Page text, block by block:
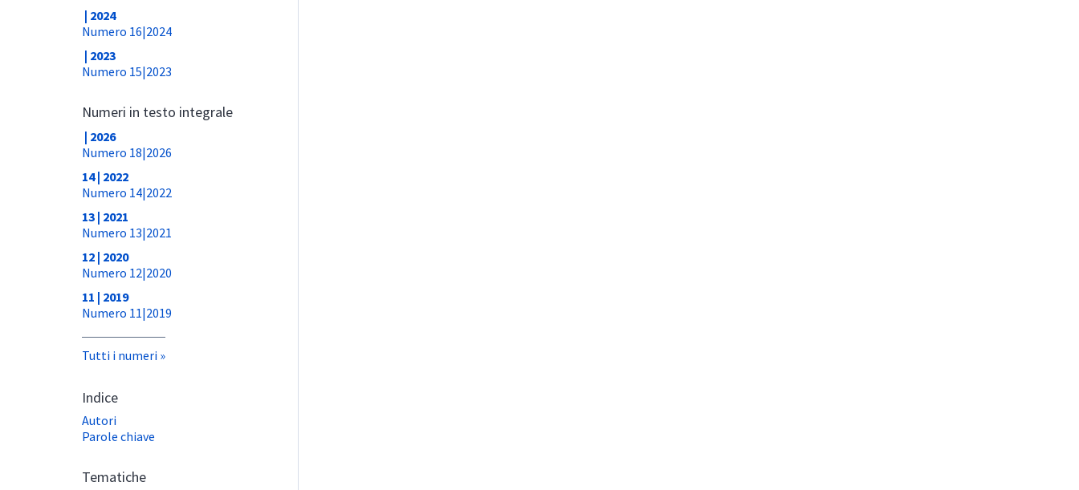
| 2024
Numero 16|2024
| 2023
Numero 15|2023
Numeri in testo integrale
| 2026
Numero 18|2026
14 | 2022
Numero 14|2022
13 | 2021
Numero 13|2021
12 | 2020
Numero 12|2020
11 | 2019
Numero 11|2019
Tutti i numeri
Indice
Autori
Parole chiave
Tematiche